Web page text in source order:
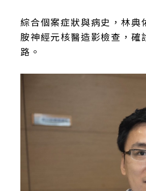
綜合個案症狀與病史，林
胺神經元核醫造影檢查，
路。